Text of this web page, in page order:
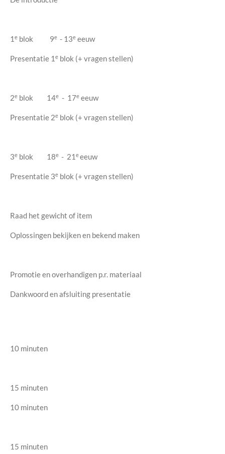
1 e blok 9e - 13e eeuw
Presentatie 1 e blok (+ vragen stellen)
2e blok 14e - 17e eeuw
Presentatie 2e blok (+ vragen stellen)
3e blok 18e - 21 eeeuw
Presentatie 3e blok (+ vragen stellen)
Raad het gewicht of item
Oplossingen bekijken en bekend maken
Promotie en overhandigen p.r. materiaal
Dankwoord en afsluiting presentatie
10 minuten
15 minuten
10 minuten
15 minuten